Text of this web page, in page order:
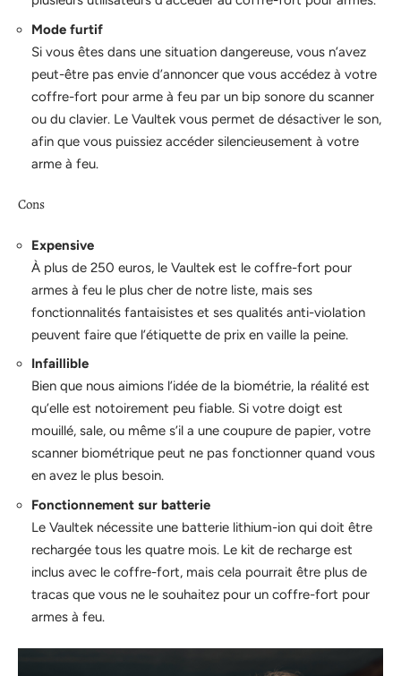
Mode furtif
Si vous êtes dans une situation dangereuse, vous n’avez
peut-être pas envie d’annoncer que vous accédez à votre
coffre-fort pour arme à feu par un bip sonore du scanner
ou du clavier. Le Vaultek vous permet de désactiver le son,
afin que vous puissiez accéder silencieusement à votre
arme à feu.
Cons
Expensive
À plus de 250 euros, le Vaultek est le coffre-fort pour
armes à feu le plus cher de notre liste, mais ses
fonctionnalités fantaisistes et ses qualités anti-violation
peuvent faire que l’étiquette de prix en vaille la peine.
Infaillible
Bien que nous aimions l’idée de la biométrie, la réalité est
qu’elle est notoirement peu fiable. Si votre doigt est
mouillé, sale, ou même s’il a une coupure de papier, votre
scanner biométrique peut ne pas fonctionner quand vous
en avez le plus besoin.
Fonctionnement sur batterie
Le Vaultek nécessite une batterie lithium-ion qui doit être
rechargée tous les quatre mois. Le kit de recharge est
inclus avec le coffre-fort, mais cela pourrait être plus de
tracas que vous ne le souhaitez pour un coffre-fort pour
armes à feu.